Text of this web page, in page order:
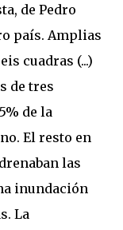
de Pedro
país. Amplias
cuadras (...)
de tres
de la
El resto en
las
inundación
La